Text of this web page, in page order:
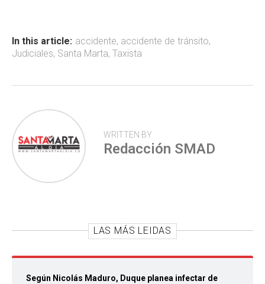
ok p
p
tir
In this article: accidente, accidente de tránsito,
Judiciales, Santa Marta, Taxista
WRITTEN BY
Redacción SMAD
LAS MÁS LEIDAS
Según Nicolás Maduro, Duque planea infectar de